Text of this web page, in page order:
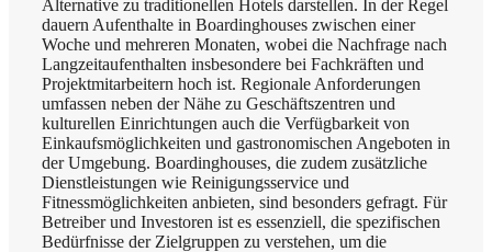
Alternative zu traditionellen Hotels darstellen. In der Regel
dauern Aufenthalte in Boardinghouses zwischen einer
Woche und mehreren Monaten, wobei die Nachfrage nach
Langzeitaufenthalten insbesondere bei Fachkräften und
Projektmitarbeitern hoch ist. Regionale Anforderungen
umfassen neben der Nähe zu Geschäftszentren und
kulturellen Einrichtungen auch die Verfügbarkeit von
Einkaufsmöglichkeiten und gastronomischen Angeboten in
der Umgebung. Boardinghouses, die zudem zusätzliche
Dienstleistungen wie Reinigungsservice und
Fitnessmöglichkeiten anbieten, sind besonders gefragt. Für
Betreiber und Investoren ist es essenziell, die spezifischen
Bedürfnisse der Zielgruppen zu verstehen, um die